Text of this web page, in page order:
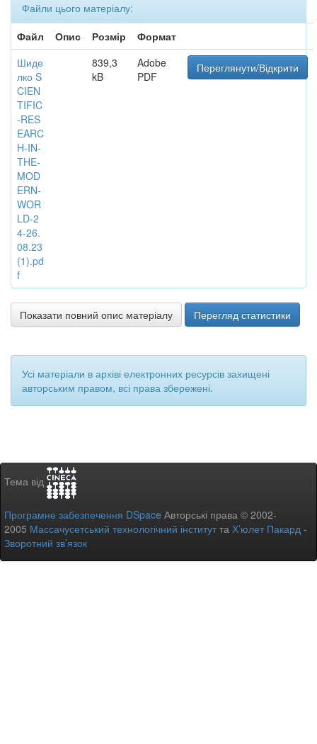
Файли цього матеріалу:
Файл
Опис Розмір
Формат
Шиде
лко S
CIEN
TIFIC
-RES
EARC
H-IN-
THE-
MOD
ERN-
WOR
LD-2
4-26.
08.23
(1).pd
f
839,3
kB
Adobe
PDF
Переглянути/Відкрити
Показати повний опис матеріалу Перегляд статистики
Усі матеріали в архіві електронних ресурсів захищені
авторським правом, всі права збережені.
Тема від
Програмне забезпечення DSpace Авторські права © 2002-
2005 Массачусетський технологічний інститутта Х’юлет Пакард -
Зворотний зв’язок